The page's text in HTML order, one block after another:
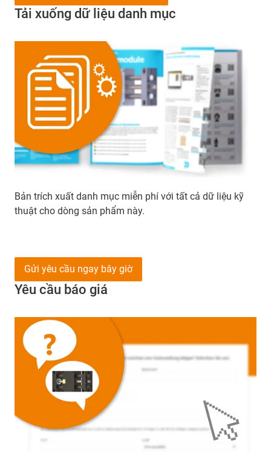
Tải xuống dữ liệu danh mục
Bản trích xuất danh mục miễn phí với tất cả dữ liệu kỹ
thuật cho dòng sản phẩm này.
Yêu cầu báo giá
Gửi yêu cầu ngay bây giờ